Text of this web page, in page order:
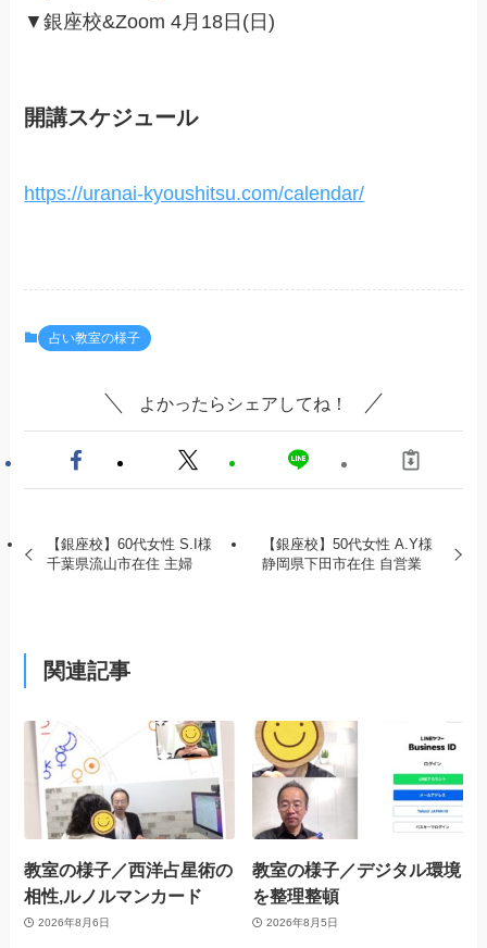
▼銀座校&Zoom 4月18日(日)
開講スケジュール
https://uranai-kyoushitsu.com/calendar/
占い教室の様子
よかったらシェアしてね！
【銀座校】60代女性 S.I様
千葉県流山市在住 主婦
【銀座校】50代女性 A.Y様
静岡県下田市在住 自営業
関連記事
教室の様子／西洋占星術の
相性,ルノルマンカード
2026年8月6日
教室の様子／デジタル環境
を整理整頓
2026年8月5日